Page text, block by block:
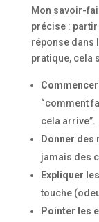
Mon savoir-
précise : partir
réponse dans
pratique, cela
“comment
cela arrive”.
Donner des
jamais des
Expliquer
touche
Pointer les